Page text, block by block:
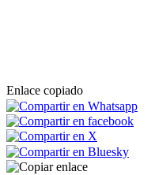
Enlace copiado